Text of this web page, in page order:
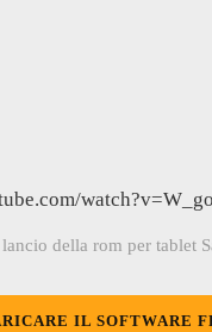
lancio della rom per tablet
IL SOFTWARE